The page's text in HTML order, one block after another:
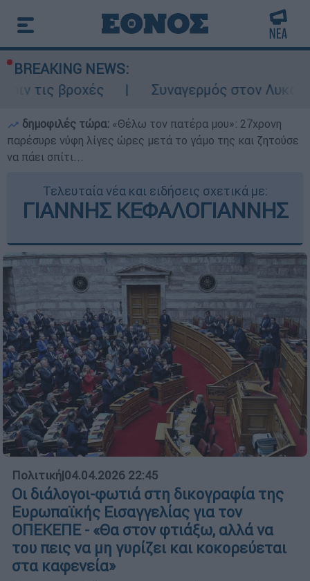
BREAKING NEWS:
Συναγερμός στον Λυκαβηττό:
δημοφιλές τώρα: «Θέλω τον πατέρα μου»: 27χρονη
παρέσυρε νύφη λίγες ώρες μετά το γάμο της και ζητούσε
να πάει σπίτι...
Τελευταία νέα και ειδήσεις σχετικά με:
ΓΙΑΝΝΗΣ ΚΕΦΑΛΟΓΙΑΝΝΗΣ
Πολιτική|04.04.2026 22:45
Οι διάλογοι-φωτιά στη δικογραφία της
Ευρωπαϊκής Εισαγγελίας για τον
ΟΠΕΚΕΠΕ - «Θα στον φτιάξω, αλλά να
του πεις να μη γυρίζει και κοκορεύεται
στα καφενεία»